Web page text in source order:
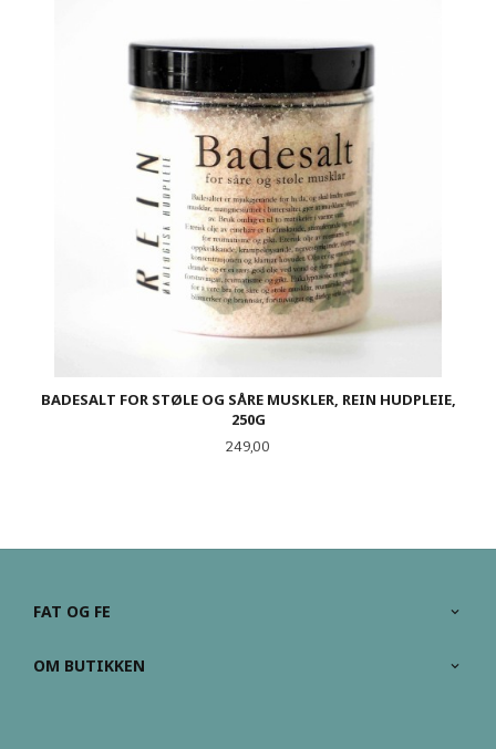
BADESALT FOR STØLE OG SÅRE MUSKLER, REIN HUDPLEIE,
250G
Pris
249,00
FAT OG FE
OM BUTIKKEN